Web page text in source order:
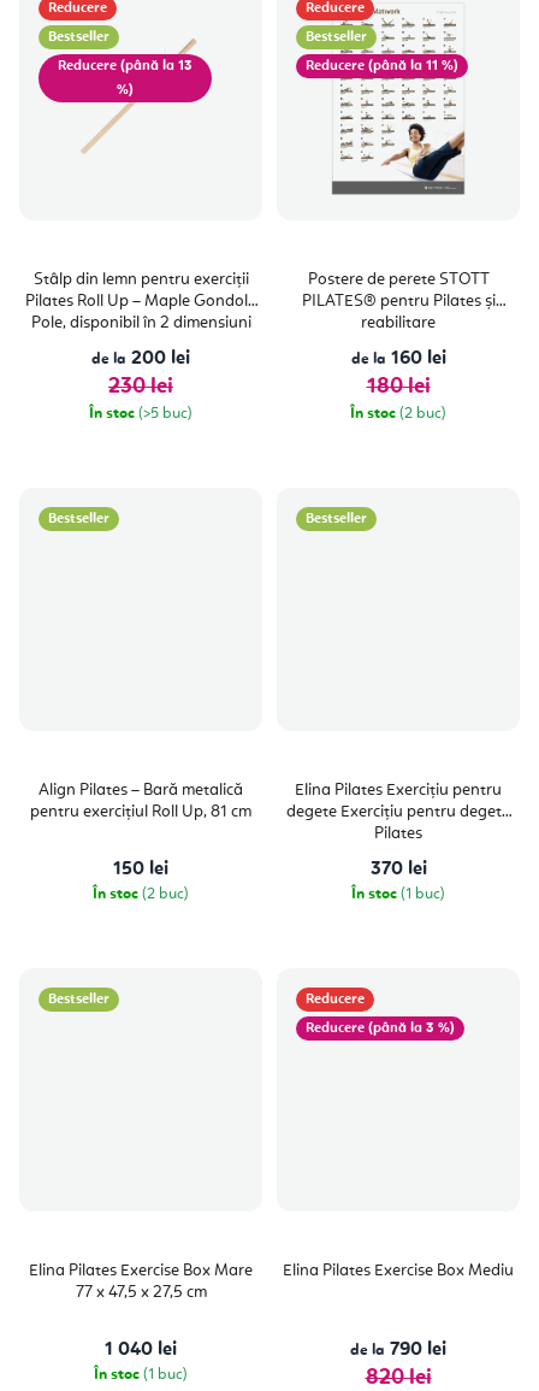
Reducere
Bestseller
(până la 13
%)
Stâlp din lemn pentru exerciții
Pilates Roll Up – Maple Gondola
Pole, disponibil în 2 dimensiuni
de la 200 lei
230 lei
În stoc (>5 buc)
Reducere
Bestseller
(până la 11 %)
Postere de perete STOTT
PILATES® pentru Pilates și
reabilitare
de la 160 lei
180 lei
În stoc (2 buc)
Bestseller
Align Pilates – Bară metalică
pentru exercițiul Roll Up, 81 cm
150 lei
În stoc (2 buc)
Bestseller
Elina Pilates Exercițiu pentru
degete Exercițiu pentru degete
Pilates
370 lei
În stoc (1 buc)
Bestseller
Elina Pilates Exercise Box Mare
77 x 47,5 x 27,5 cm
1 040 lei
În stoc (1 buc)
Reducere
(până la 3 %)
Elina Pilates Exercise Box Mediu
de la 790 lei
820 lei